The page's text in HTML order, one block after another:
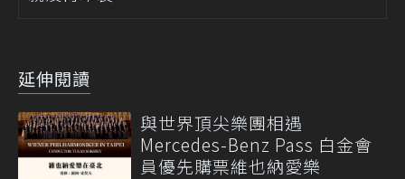
延伸閱讀
與世界頂尖樂團相遇
Mercedes-Benz Pass 白金會
員優先購票維也納愛樂